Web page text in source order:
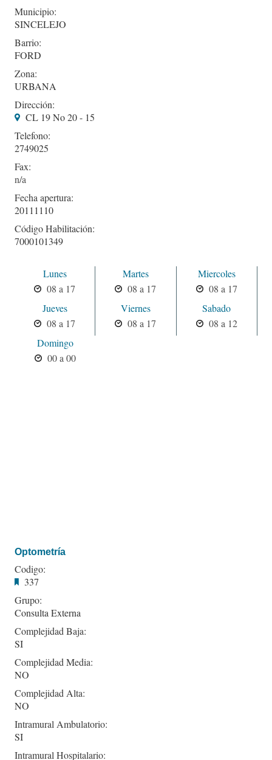
Municipio:
SINCELEJO
Barrio:
FORD
Zona:
URBANA
Dirección:
CL 19 No 20 - 15
Telefono:
2749025
Fax:
Fecha apertura:
20111110
Código Habilitación:
7000101349
Lunes
08 a 17
Martes
08 a 17
Miercoles
08 a 17
Jueves
08 a 17
Viernes
08 a 17
Sabado
08 a 12
Domingo
00 a 00
Optometría
Codigo:
337
Grupo:
Consulta Externa
Complejidad Baja:
SI
Complejidad Media:
NO
Complejidad Alta:
NO
Intramural Ambulatorio:
SI
Intramural Hospitalario: